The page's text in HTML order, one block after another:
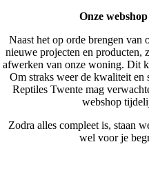
Onze
Naast het op orde brengen van
nieuwe projecten en producten,
afwerken van onze woning. Dit
Om straks weer de kwaliteit en
Reptiles Twente mag
webshop
Zodra alles compleet is, staan
wel voor je